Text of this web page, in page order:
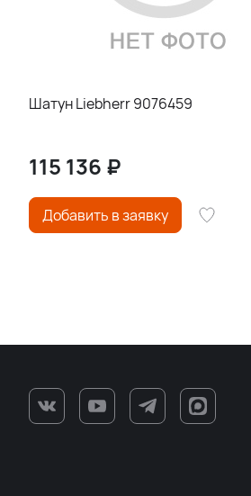
Шатун Liebherr 9076459
115 136 ₽
Добавить в заявку